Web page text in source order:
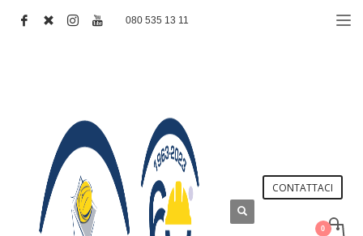
080 535 13 11
CONTATTACI